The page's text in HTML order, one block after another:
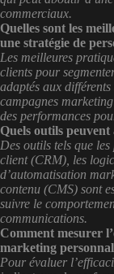
commerciaux.
Quelles sont les
une stratégie de
Les meilleures
clients pour
adaptés aux
campagnes
des performances
Quels outils
Des outils tels que
client (CRM), les
d’automatisation
contenu (CMS) sont
suivre le
communications.
Comment mesurer
marketing
Pour évaluer